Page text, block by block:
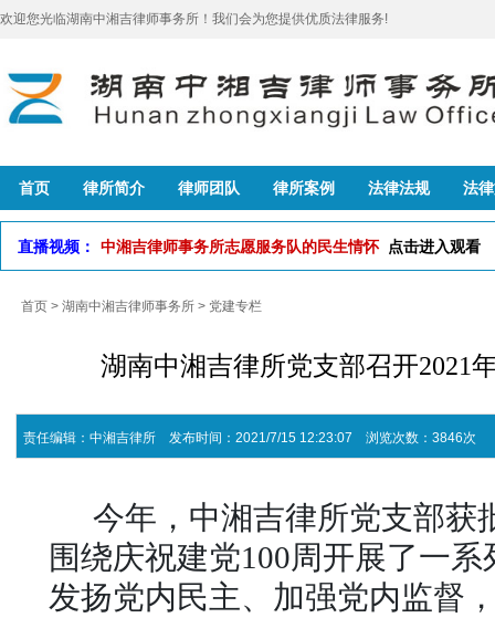
欢迎您光临湖南中湘吉律师事务所！我们会为您提供优质法律服务!
首页 律所简介 律师团队 律所案例 法律法规 法
直播视频： 中湘吉律师事务所志愿服务队的民生情怀 点击进入观看
首页 > 湖南中湘吉律师事务所 > 党建专栏
湖南中湘吉律所党支部召开2021
责任编辑：中湘吉律所 发布时间：2021/7/15 12:23:07 浏览次数：3846次
今年，中湘吉律所党支部获
围绕庆祝建党100周开展了一
发扬党内民主、加强党内监督